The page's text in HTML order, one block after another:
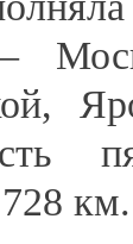
км.